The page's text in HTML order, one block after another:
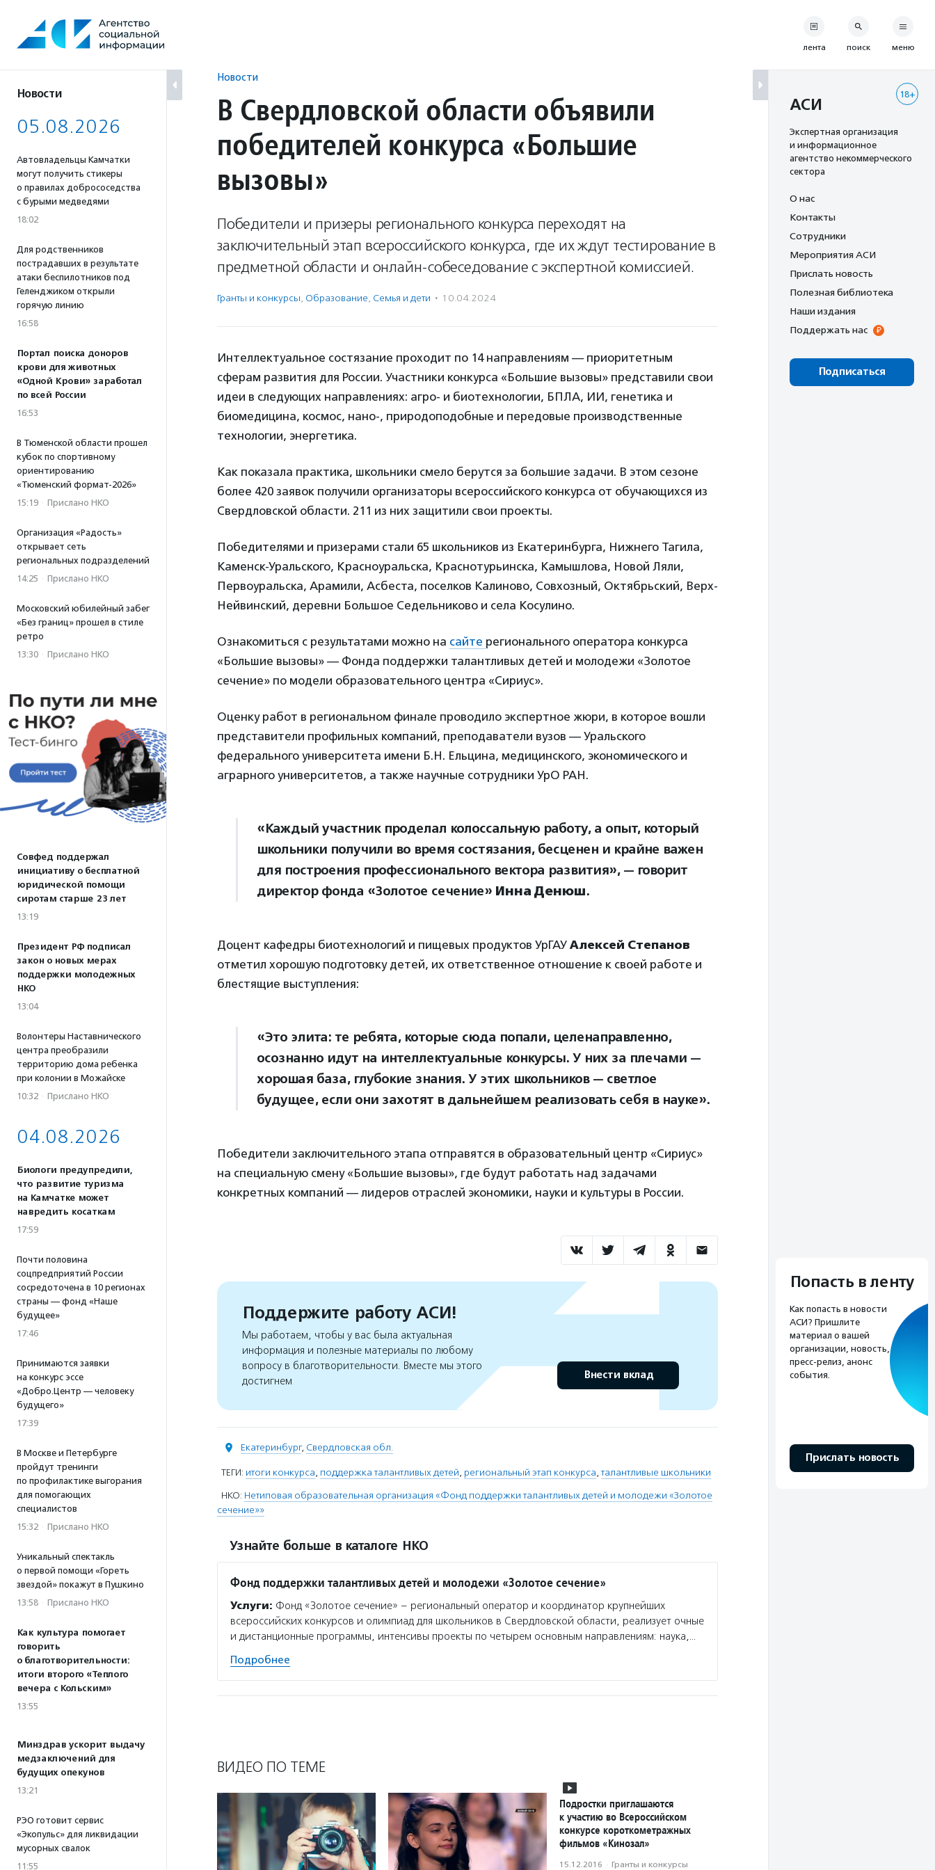
содержанию
Новости
05.08.2026
Автовладельцы Камчатки
могут получить стикеры
о правилах добрососедства
с бурыми медведями
18:02
Для родственников
пострадавших в результате
атаки беспилотников под
Геленджиком открыли
горячую линию
16:58
Портал поиска доноров
крови для животных
«Одной Крови» заработал
по всей России
16:53
В Тюменской области прошел
кубок по спортивному
ориентированию
«Тюменский формат-2026»
15:19 · Прислано НКО
Организация «Радость»
открывает сеть
региональных подразделений
14:25 · Прислано НКО
Московский юбилейный забег
«Без границ» прошел в стиле
ретро
13:30 · Прислано НКО
Совфед поддержал
инициативу о бесплатной
юридической помощи
сиротам старше 23 лет
13:19
Президент РФ подписал
закон о новых мерах
поддержки молодежных
НКО
13:04
Волонтеры Наставнического
центра преобразили
территорию дома ребенка
при колонии в Можайске
10:32 · Прислано НКО
04.08.2026
Биологи предупредили,
что развитие туризма
на Камчатке может
навредить косаткам
17:59
Почти половина
соцпредприятий России
сосредоточена в 10 регионах
страны — фонд «Наше
будущее»
17:46
Принимаются заявки
на конкурс эссе
«Добро.Центр — человеку
будущего»
17:39
В Москве и Петербурге
пройдут тренинги
по профилактике выгорания
для помогающих
специалистов
15:32 · Прислано НКО
Уникальный спектакль
о первой помощи «Гореть
звездой» покажут в Пушкино
13:58 · Прислано НКО
Как культура помогает
говорить
о благотворительности:
итоги второго «Теплого
вечера с Кольским»
13:55
Минздрав ускорит выдачу
медзаключений для
будущих опекунов
13:21
РЭО готовит сервис
«Экопульс» для ликвидации
мусорных свалок
11:55
Новости
В Свердловской области объявили
победителей конкурса «Большие
вызовы»
Победители и призеры регионального конкурса переходят на
заключительный этап всероссийского конкурса, где их ждут тестирование в
предметной области и онлайн-собеседование с экспертной комиссией.
Гранты и конкурсы, Образование, Семья и дети · 10.04.2024
Интеллектуальное состязание проходит по 14 направлениям — приоритетным
сферам развития для России. Участники конкурса «Большие вызовы» представили свои
идеи в следующих направлениях: агро- и биотехнологии, БПЛА, ИИ, генетика и
биомедицина, космос, нано-, природоподобные и передовые производственные
технологии, энергетика.
Как показала практика, школьники смело берутся за большие задачи. В этом сезоне
более 420 заявок получили организаторы всероссийского конкурса от обучающихся из
Свердловской области. 211 из них защитили свои проекты.
Победителями и призерами стали 65 школьников из Екатеринбурга, Нижнего Тагила,
Каменск-Уральского, Красноуральска, Краснотурьинска, Камышлова, Новой Ляли,
Первоуральска, Арамили, Асбеста, поселков Калиново, Совхозный, Октябрьский, Верх-
Нейвинский, деревни Большое Седельниково и села Косулино.
Ознакомиться с результатами можно на сайте регионального оператора конкурса
«Большие вызовы» — Фонда поддержки талантливых детей и молодежи «Золотое
сечение» по модели образовательного центра «Сириус».
Оценку работ в региональном финале проводило экспертное жюри, в которое вошли
представители профильных компаний, преподаватели вузов — Уральского
федерального университета имени Б.Н. Ельцина, медицинского, экономического и
аграрного университетов, а также научные сотрудники УрО РАН.
«Каждый участник проделал колоссальную работу, а опыт, который
школьники получили во время состязания, бесценен и крайне важен
для построения профессионального вектора развития», — говорит
директор фонда «Золотое сечение» Инна Денюш.
Доцент кафедры биотехнологий и пищевых продуктов УрГАУ Алексей Степанов
отметил хорошую подготовку детей, их ответственное отношение к своей работе и
блестящие выступления:
«Это элита: те ребята, которые сюда попали, целенаправленно,
осознанно идут на интеллектуальные конкурсы. У них за плечами —
хорошая база, глубокие знания. У этих школьников — светлое
будущее, если они захотят в дальнейшем реализовать себя в науке».
Победители заключительного этапа отправятся в образовательный центр «Сириус»
на специальную смену «Большие вызовы», где будут работать над задачами
конкретных компаний — лидеров отраслей экономики, науки и культуры в России.
Поддержите работу АСИ!
Мы работаем, чтобы у вас была актуальная
информация и полезные материалы по любому
вопросу в благотворительности. Вместе мы этого
достигнем
Внести вклад
Екатеринбург, Свердловская обл.
ТЕГИ: итоги конкурса, поддержка талантливых детей, региональный этап конкурса,талантливые школьники
НКО: Нетиповая образовательная организация «Фонд поддержки талантливых детей и молодежи «Золотое
сечение»»
Узнайте больше в каталоге НКО
Фонд поддержки талантливых детей и молодежи «Золотое сечение»
Услуги: Фонд «Золотое сечение» – региональный оператор и координатор крупнейших
всероссийских конкурсов и олимпиад для школьников в Свердловской области, реализует очные
и дистанционные программы, интенсивы проекты по четырем основным направлениям: наука,…
Подробнее
ВИДЕО ПО ТЕМЕ
Подростки приглашаются
к участию во Всероссийском
конкурсе короткометражных
фильмов «Кинозал»
15.12.2016 · Гранты и конкурсы
лента поиск меню
18+
АСИ
Экспертная организация
и информационное
агентство некоммерческого
сектора
О нас
Контакты
Сотрудники
Мероприятия АСИ
Прислать новость
Полезная библиотека
Наши издания
Поддержать нас
Подписаться
Попасть в ленту
Как попасть в новости
АСИ? Пришлите
материал о вашей
организации, новость,
пресс-релиз, анонс
события.
Прислать новость